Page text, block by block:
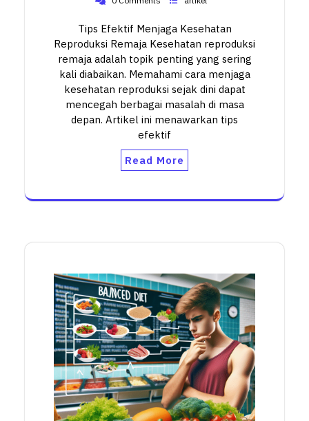
Tips Efektif Menjaga Kesehatan
Reproduksi Remaja Kesehatan reproduksi
remaja adalah topik penting yang sering
kali diabaikan. Memahami cara menjaga
kesehatan reproduksi sejak dini dapat
mencegah berbagai masalah di masa
depan. Artikel ini menawarkan tips
efektif
Read More